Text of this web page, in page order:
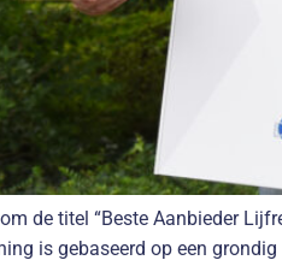
de titel “Beste Aanbieder
is gebaseerd op een